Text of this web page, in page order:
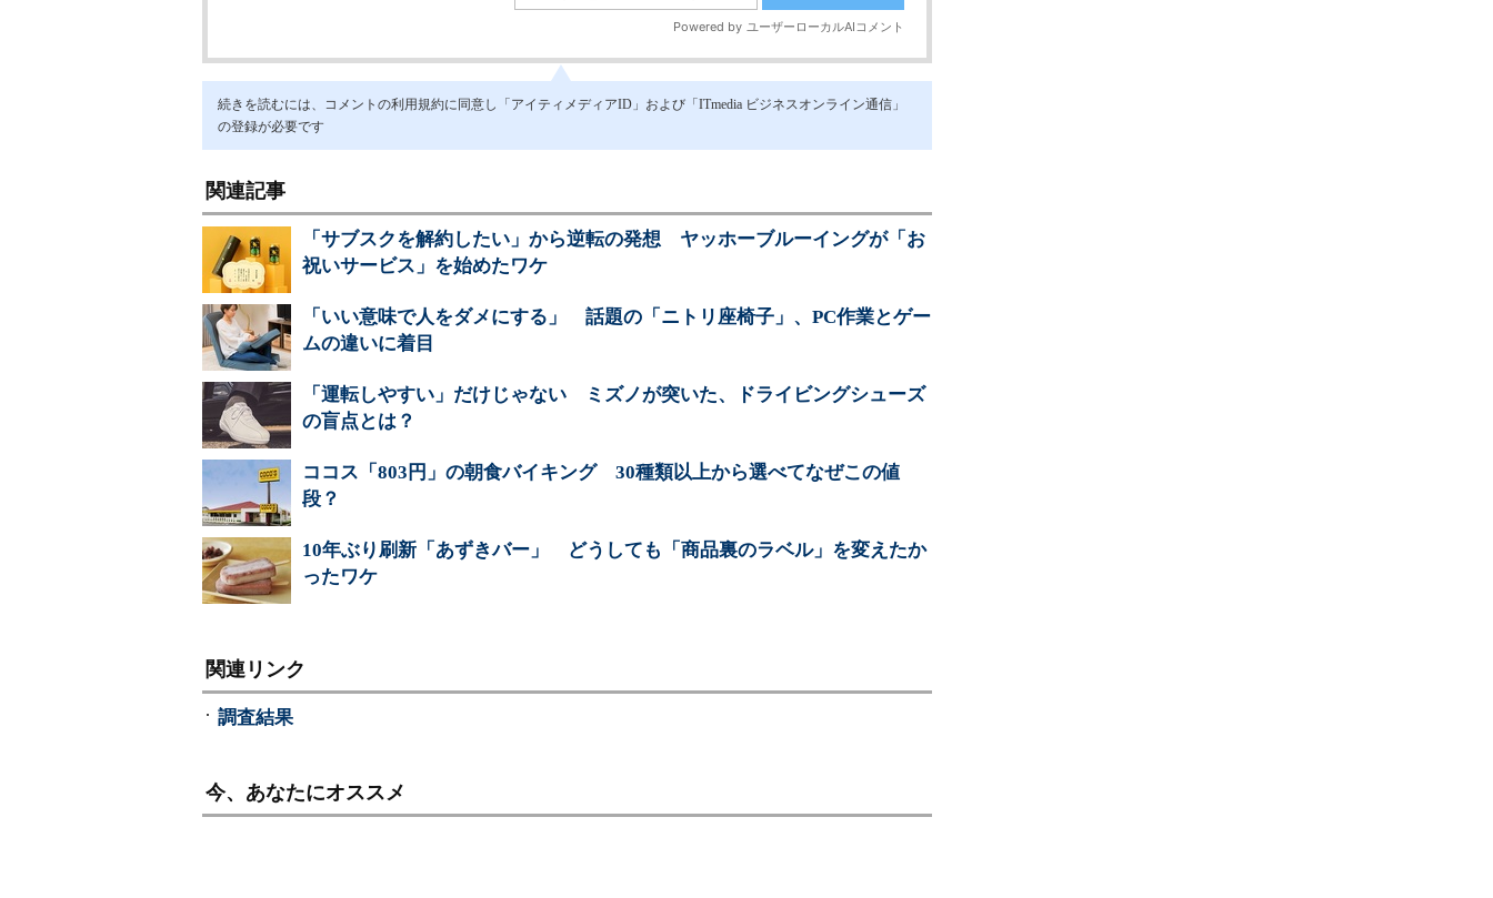
続きを読むには、コメントの利用規約に同意し「アイティメディアID」および「ITmedia ビジネスオンライン通信」
の登録が必要です
関連記事
「サブスクを解約したい」から逆転の発想 ヤッホーブルーイングが「お
祝いサービス」を始めたワケ
「いい意味で人をダメにする」 話題の「ニトリ座椅子」、PC作業とゲー
ムの違いに着目
「運転しやすい」だけじゃない ミズノが突いた、ドライビングシューズ
の盲点とは？
ココス「803円」の朝食バイキング 30種類以上から選べてなぜこの値
段？
10年ぶり刷新「あずきバー」 どうしても「商品裏のラベル」を変えたか
ったワケ
関連リンク
調査結果
今、あなたにオススメ